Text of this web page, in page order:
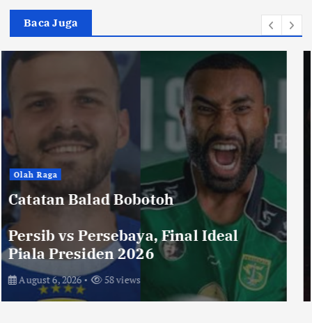
Baca Juga
Toko Perlengkapan Mayat, Bisa
Laku dengan Syarat ini, Ngeri …!
Saksikan di Bioskop
August 3, 2026 72 views